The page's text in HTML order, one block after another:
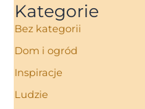
Kategorie
Bez kategorii
Dom i ogród
Inspiracje
Ludzie